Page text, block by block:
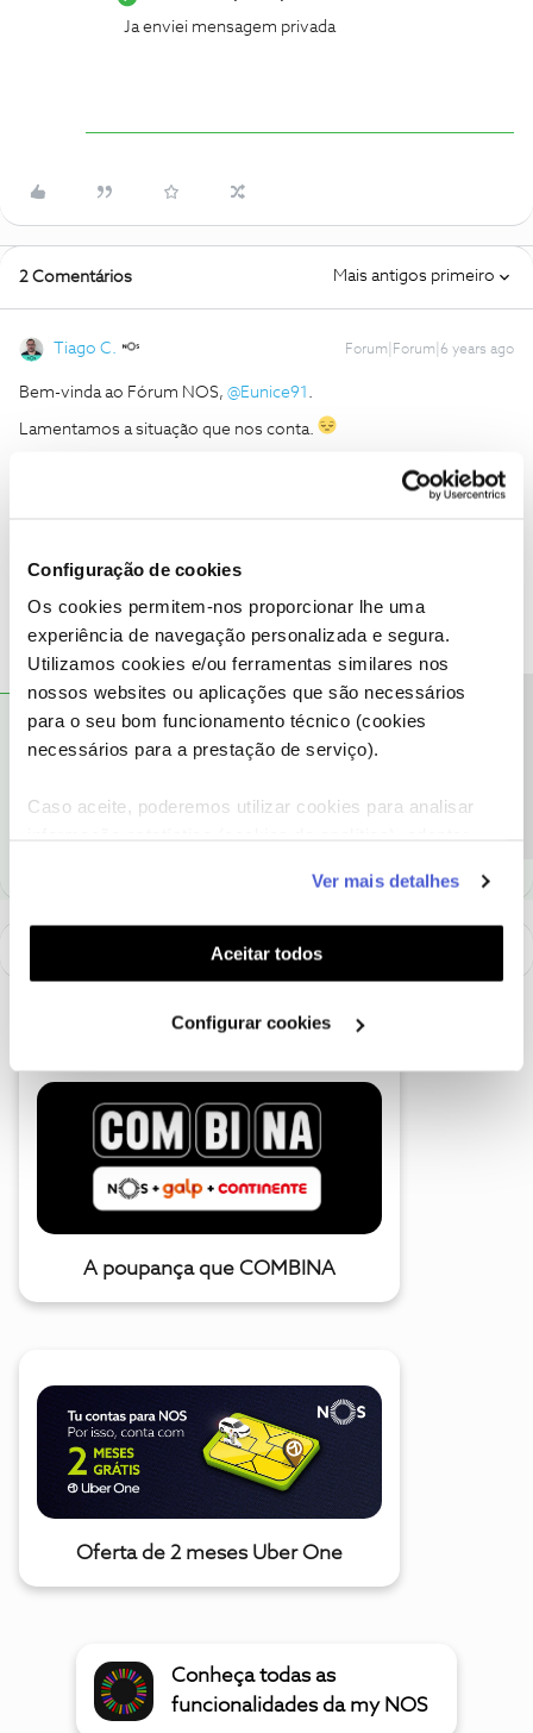
Configuração de cookies
Os cookies permitem-nos proporcionar lhe uma
experiência de navegação personalizada e segura.
Utilizamos cookies e/ou ferramentas similares nos
nossos websites ou aplicações que são necessários
para o seu bom funcionamento técnico (cookies
necessários para a prestação de serviço).
Caso aceite, poderemos utilizar cookies para analisar
funcionalidades (cookies de personalização e
funcionalidade) e adaptar anúncios aos seus interesses
(cookies de publicidade personalizada). Pode gerir a
utilização dos cookies clicando em "Configurar
Ver mais detalhes
Aceitar todos
Configurar cookies
Ja enviei mensagem privada
2 Comentários Mais antigos primeiro
Tiago C. Forum|Forum|6 years ago
Bem-vinda ao Fórum NOS, @Eunice91 .
Lamentamos a situação que nos conta.
mensagem privada com o seu número de Cliente NOS.
Ajude a comunidade a encontrar informação relevante. Marque
E Eunice91 AUTOR RESPOSTA Forum|Forum|6 years ago
A poupança que COMBINA
Oferta de 2 meses Uber One
Conheça todas as
funcionalidades da my NOS